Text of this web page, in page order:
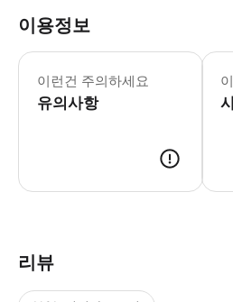
이용정보
이런건 주의하세요
유의사항
* 픽
리뷰